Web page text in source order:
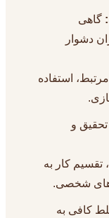
گاهی
دشوار
استفاده
و
تقسیم کار به
شخصی.
کافی به